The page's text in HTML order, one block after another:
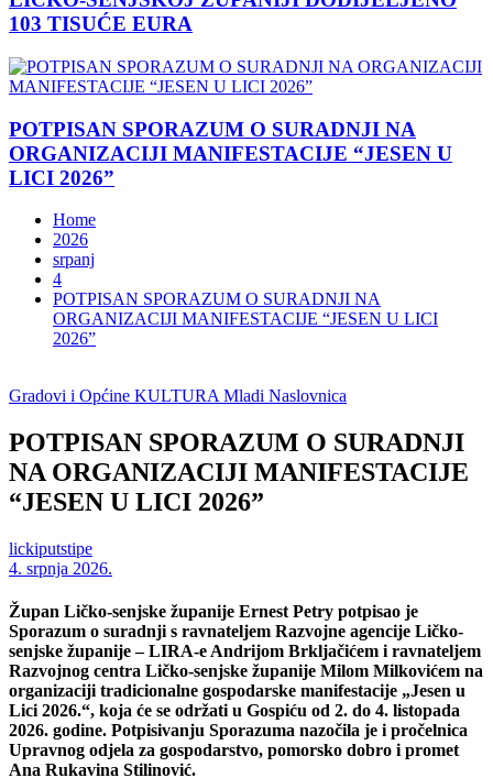
103 TISUĆE EURA
POTPISAN SPORAZUM O SURADNJI NA
ORGANIZACIJI MANIFESTACIJE “JESEN U
LICI 2026”
Home
2026
srpanj
4
POTPISAN SPORAZUM O SURADNJI NA
ORGANIZACIJI MANIFESTACIJE “JESEN U LICI
2026”
Gradovi i Općine KULTURA Mladi Naslovnica
POTPISAN SPORAZUM O SURADNJI
NA ORGANIZACIJI MANIFESTACIJE
“JESEN U LICI 2026”
lickiputstipe
4. srpnja 2026.
Župan Ličko-senjske županije Ernest Petry potpisao je
Sporazum o suradnji s ravnateljem Razvojne agencije Ličko-
senjske županije – LIRA-e Andrijom Brkljačićem i ravnateljem
Razvojnog centra Ličko-senjske županije Milom Milkovićem na
organizaciji tradicionalne gospodarske manifestacije „Jesen u
Lici 2026.“, koja će se održati u Gospiću od 2. do 4. listopada
2026. godine. Potpisivanju Sporazuma nazočila je i pročelnica
Upravnog odjela za gospodarstvo, pomorsko dobro i promet
Ana Rukavina Stilinović.